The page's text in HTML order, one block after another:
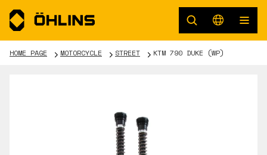
HOME PAGE MOTORCYCLE STREET KTM 790 DUKE (WP)